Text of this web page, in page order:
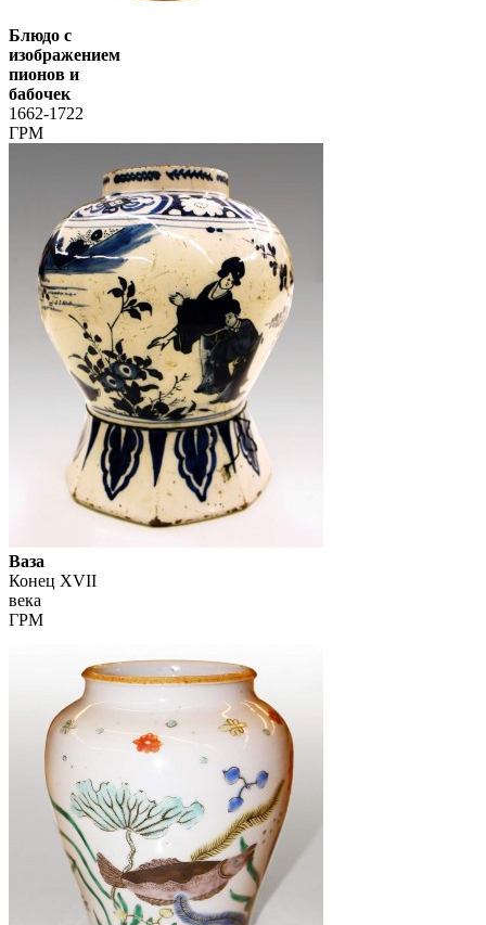
Блюдо с
изображением
пионов и
бабочек
1662-1722
ГРМ
Ваза
Конец XVII
века
ГРМ